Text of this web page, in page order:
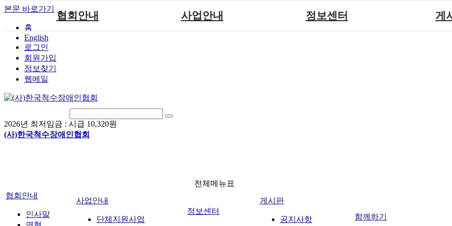
본문 바로가기
홈
English
로그인
회원가입
정보찾기
웹메일
2026년 최저임금 : 시급 10,320원
(사)한국척수장애인협회
협회안내
척수장애란?
찾아오시는길
사업안내
국제 교류/개발 협력사업
정보센터 게
전체메뉴표
협회안내
인사말
사업안내
단체지원사업
정보센터
게시판
공지사항
함께하기